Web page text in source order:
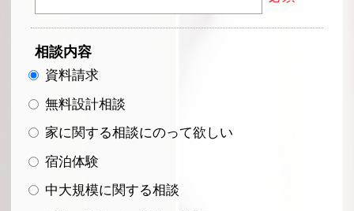
相談内容
資料請求
無料設計相談
家に関する相談にのって欲しい
宿泊体験
中大規模に関する相談